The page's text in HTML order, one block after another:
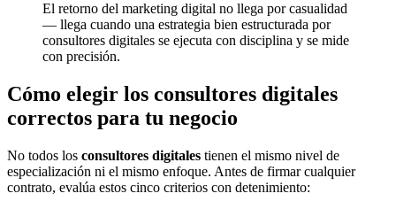
El retorno del marketing digital no llega por casualidad
— llega cuando una estrategia bien estructurada por
consultores digitales se ejecuta con disciplina y se mide
con precisión.
Cómo elegir los consultores digitales
correctos para tu negocio
No todos los consultores digitales tienen el mismo nivel de
especialización ni el mismo enfoque. Antes de firmar cualquier
contrato, evalúa estos cinco criterios con detenimiento: